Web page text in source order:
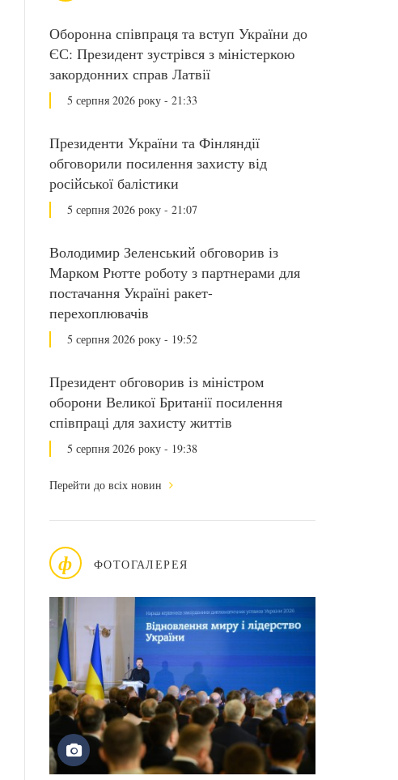
Оборонна співпраця та вступ України до
ЄС: Президент зустрівся з міністеркою
закордонних справ Латвії
5 серпня 2026 року - 21:33
Президенти України та Фінляндії
обговорили посилення захисту від
російської балістики
5 серпня 2026 року - 21:07
Володимир Зеленський обговорив із
Марком Рютте роботу з партнерами для
постачання Україні ракет-
перехоплювачів
5 серпня 2026 року - 19:52
Президент обговорив із міністром
оборони Великої Британії посилення
співпраці для захисту життів
5 серпня 2026 року - 19:38
Перейти до всіх новин
ф ФОТОГАЛЕРЕЯ